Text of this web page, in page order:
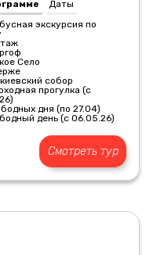
Даты
экскурсия по
Село
собор
прогулка (с
дня (по 27.04)
день (с 06.05.26)
Смотреть тур